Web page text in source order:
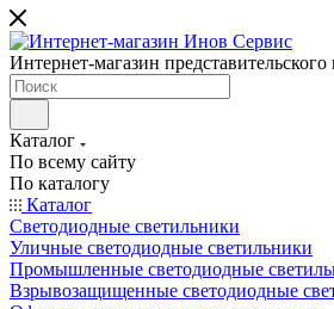
Интернет-магазин представительского
Каталог
По всему сайту
По каталогу
Каталог
Светодиодные светильники
Уличные светодиодные светильники
Промышленные светодиодные
Взрывозащищенные светодиодные